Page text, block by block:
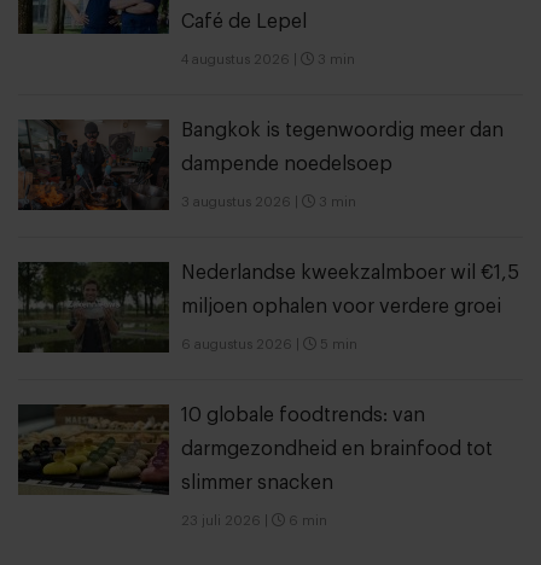
Café de Lepel
4 augustus 2026 3 min
Bangkok is tegenwoordig meer dan
dampende noedelsoep
3 augustus 2026 3 min
Nederlandse kweekzalmboer wil €1,5
miljoen ophalen voor verdere groei
6 augustus 2026 5 min
10 globale foodtrends: van
darmgezondheid en brainfood tot
slimmer snacken
23 juli 2026 6 min